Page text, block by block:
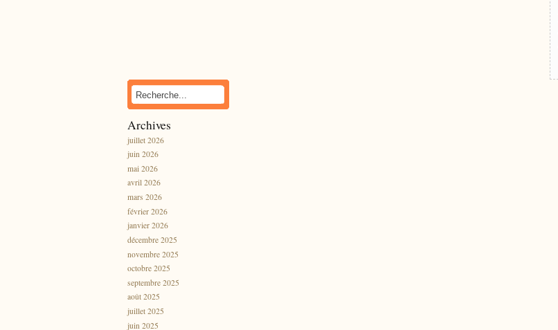
Archives
juillet 2026
juin 2026
mai 2026
avril 2026
mars 2026
février 2026
janvier 2026
décembre 2025
novembre 2025
octobre 2025
septembre 2025
août 2025
juillet 2025
juin 2025